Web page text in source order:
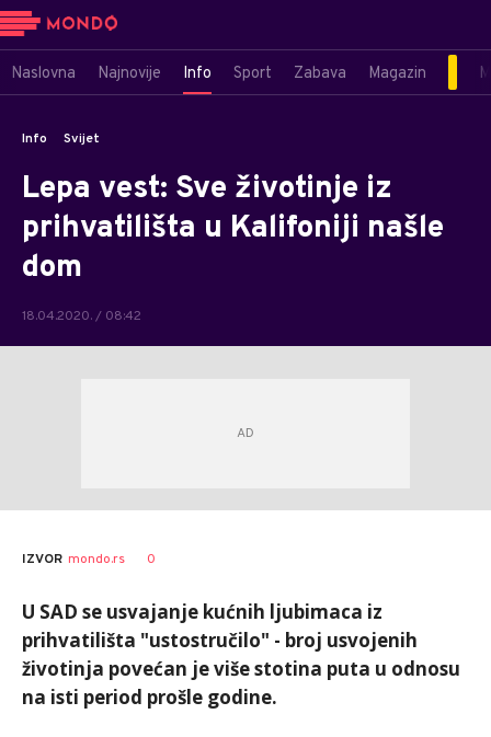
Naslovna Najnovije Info Sport Zabava Magazin
Info Svijet
Lepa vest: Sve životinje iz
prihvatilišta u Kalifoniji našle
dom
18.04.2020. / 08:42
AUTOR Tanjug
IZVOR mondo.rs 0
U SAD se usvajanje kućnih ljubimaca iz
prihvatilišta "ustostručilo" - broj usvojenih
životinja povećan je više stotina puta u odnosu
na isti period prošle godine.